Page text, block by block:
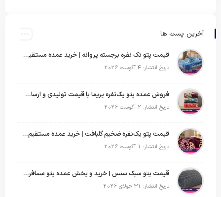
آخرین پست ها
قیمت پتو تک نفره برجسته پروانه | خرید عمده مستقیم با بهترین قیمت بازار
تاریخ انتشار: 4 آگوست 2026
فروش عمده پتو یک‌نفره پریما با قیمت تولیدی و ارسال به سراسر کشور
تاریخ انتشار: 2 آگوست 2026
قیمت پتو یک‌نفره ضخیم گلبافت | خرید عمده مستقیم با بهترین قیمت
تاریخ انتشار: 1 آگوست 2026
قیمت پتو سبک سنس | خرید و پخش عمده پتو مسافرتی Sense
تاریخ انتشار: 31 جولای 2026